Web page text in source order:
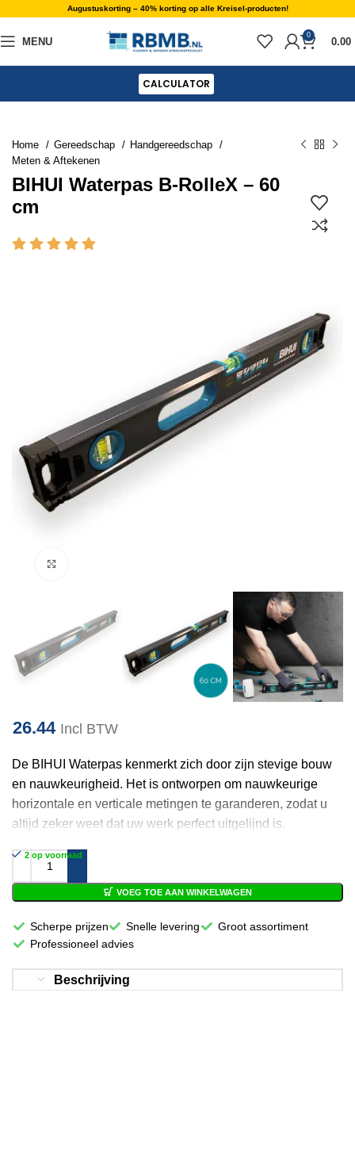
Augustuskorting – 40% korting op alle Kreisel-producten!
MENU
0
0.00
CALCULATOR
Home Gereedschap
Handgereedschap
Meten & Aftekenen
BIHUI Waterpas B-RolleX – 60
cm
26.44 Incl BTW
De BIHUI Waterpas kenmerkt zich door zijn stevige bouw
en nauwkeurigheid. Het is ontworpen om nauwkeurige
horizontale en verticale metingen te garanderen, zodat u
altijd zeker weet dat uw werk perfect uitgelijnd is.
2 op voorraad
VOEG TOE AAN WINKELWAGEN
Scherpe prijzen Snelle levering
Groot assortiment
Professioneel advies
Beschrijving